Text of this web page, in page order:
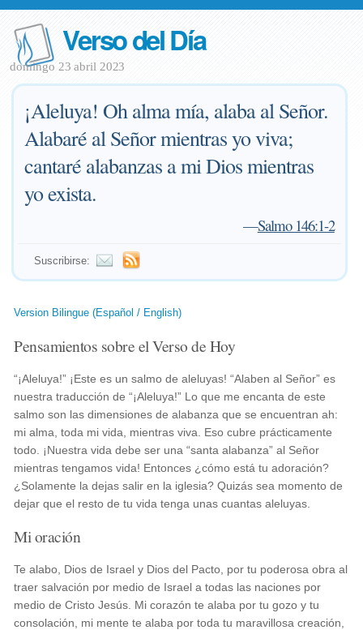
Verso del Día
domingo 23 abril 2023
¡Aleluya! Oh alma mía, alaba al Señor.
Alabaré al Señor mientras yo viva;
cantaré alabanzas a mi Dios mientras
yo exista.
—Salmo 146:1-2
Suscribirse:
Version Bilingue (Español / English)
Pensamientos sobre el Verso de Hoy
“¡Aleluya!” ¡Este es un salmo de aleluyas! “Alaben al Señor” es
nuestra traducción de “¡Aleluya!” Lo que me encanta de este
salmo son las dimensiones de alabanza que se encuentran ah:
mi alma, toda mi vida, mientras viva. Eso cubre prácticamente
todo. ¡Nuestra vida debe ser una “santa alabanza” al Señor
mientras tengamos vida! Entonces ¿cómo está tu adoración?
¿Solamente la dejas salir en la iglesia? Quizás sea momento de
dejar que el resto de tu vida tenga unas cuantas aleluyas.
Mi oración
Te alabo, Dios de Israel y Dios del Pacto, por tu poderosa obra al
traer salvación por medio de Israel a todas las naciones por
medio de Cristo Jesús. Mi corazón te alaba por tu gozo y tu
consolación, mi mente te alaba por toda tu maravillosa creación,